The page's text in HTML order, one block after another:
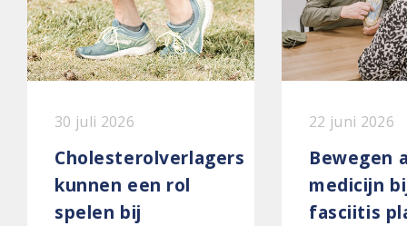
30 juli 2026
Cholesterolverlagers
kunnen een rol
spelen bij
22 juni 2026
Bewegen
medicijn
fasciitis